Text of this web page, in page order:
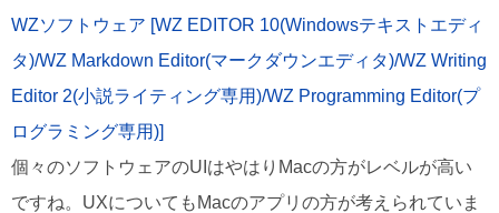
WZソフトウェア [WZ EDITOR 10(Windowsテキストエディ
タ)/WZ Markdown Editor(マークダウンエディタ)/WZ Writing
Editor 2(小説ライティング専用)/WZ Programming Editor(プ
ログラミング専用)]
個々のソフトウェアのUIはやはりMacの方がレベルが高い
ですね。UXについてもMacのアプリの方が考えられていま